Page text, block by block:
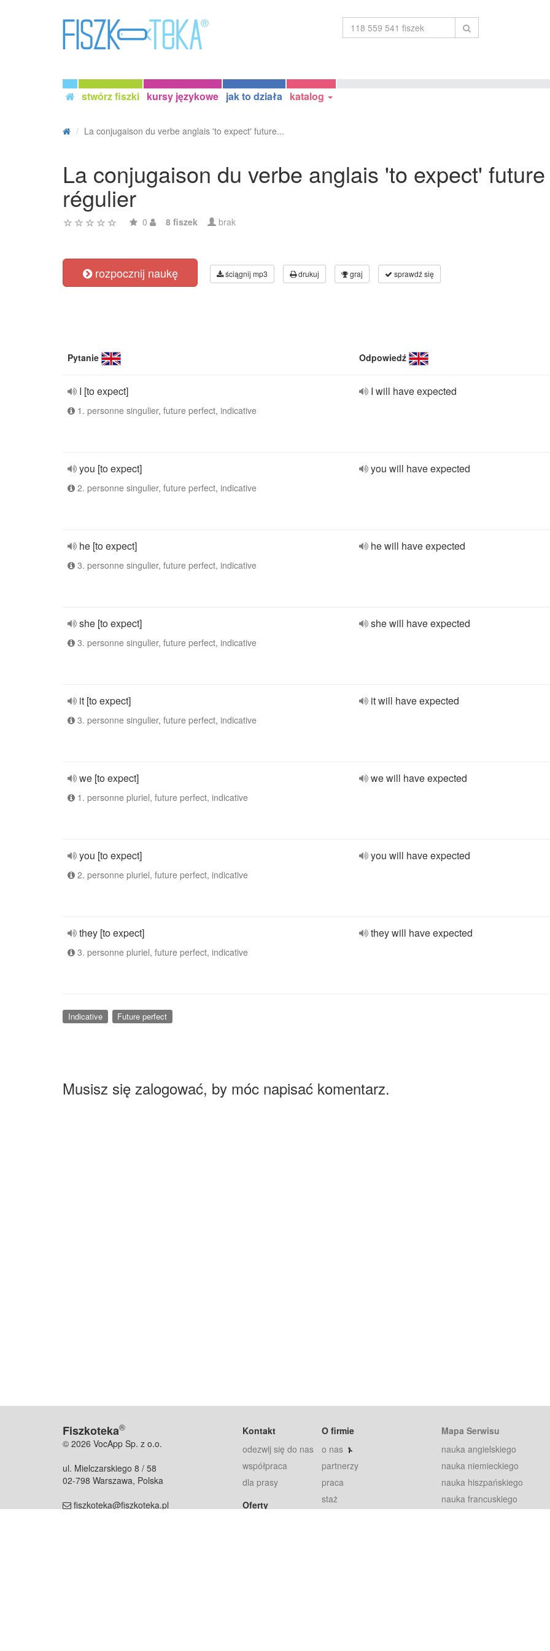
stwórz fiszki kursy językowe jak to działa katalog
La conjugaison du verbe anglais 'to expect' future...
La conjugaison du verbe anglais 'to expect'
régulier
0 8 fiszek brak
rozpocznij naukę ściągnij mp3 drukuj graj sprawdź się
Pytanie Odpowiedź
I [to expect]
1. personne singulier, future perfect, indicative
I will have expected
you [to expect]
2. personne singulier, future perfect, indicative
you will have expected
he [to expect]
3. personne singulier, future perfect, indicative
he will have expected
she [to expect]
3. personne singulier, future perfect, indicative
she will have expected
it [to expect]
3. personne singulier, future perfect, indicative
it will have expected
we [to expect]
1. personne pluriel, future perfect, indicative
we will have expected
you [to expect]
2. personne pluriel, future perfect, indicative
you will have expected
they [to expect]
3. personne pluriel, future perfect, indicative
they will have expected
Indicative Future perfect
Musisz się zalogować, by móc napisać komentarz.
Fiszkoteka®
© 2026 VocApp Sp. z o.o.
ul. Mielczarskiego 8 / 58
02-798 Warszawa, Polska
fiszkoteka@fiszkoteka.pl
Kontakt
odezwij się do nas
współpraca
dla prasy
Oferty
O firmie
o nas
partnerzy
praca
staż
Mapa Serwisu
nauka angielskiego
nauka niemieckiego
nauka hiszpańskiego
nauka francuskiego